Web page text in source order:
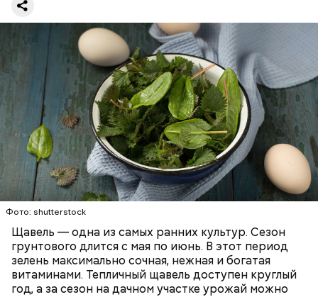
Фото: shutterstock
Щавель — одна из самых ранних культур. Сезон
грунтового длится с мая по июнь. В этот период
зелень максимально сочная, нежная и богатая
витаминами. Тепличный щавель доступен круглый
год, а за сезон на дачном участке урожай можно
Опасность же щавеля состоит в том, что он
содержит большое количество щавелевой кислоты,
которая может способствовать образованию
повышению кислотности желудка и раздражать
слизистые оболочки.
ЗДОРОВЬЕ ВРАЧИ
РАСТЕНИЯ
ПРОДУКТЫ
— Я советую есть не более одного зубчика чеснока
в сыром виде в день. Тем не менее некоторым
людям стоит вообще отказаться от данного
продукта. Например, тем, у кого есть проблемы с
желудочно-кишечным трактом. Эфирные масла
оказывают раздражающее действие на слизистые
оболочки кишечника и могут вызвать обострение,
— предупредила Соломатина.
кровь, поэтому его полезно есть людям с
атеросклерозом.